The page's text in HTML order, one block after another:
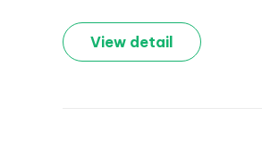
View detail